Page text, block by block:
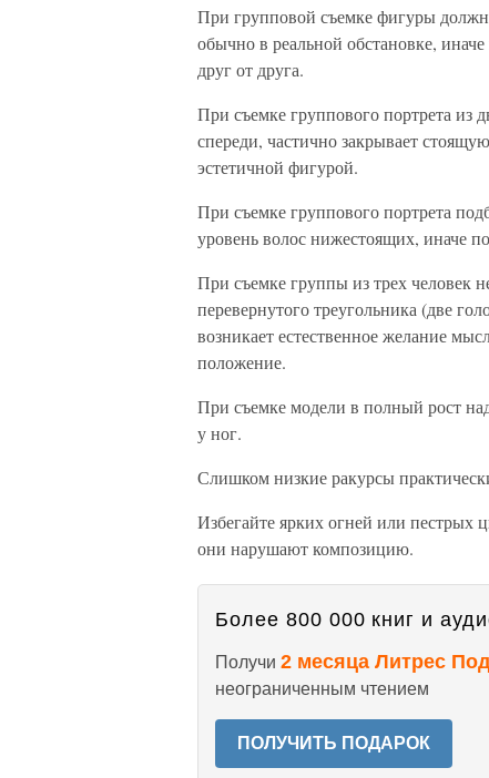
При групповой съемке фигуры
обычно в реальной обстановке,
друг от друга.
При съемке группового портрета из
спереди, частично закрывает
эстетичной фигурой.
При съемке группового портрета
уровень волос нижестоящих, иначе
При съемке группы из трех человек
перевернутого треугольника (две
возникает естественное желание
положение.
При съемке модели в полный рост
у ног.
Слишком низкие ракурсы
Избегайте ярких огней или пестрых
они нарушают композицию.
Более 800 000 книг и
Получи 2 месяца Литрес
неограниченным чтением
ПОЛУЧИТЬ ПОДАРОК